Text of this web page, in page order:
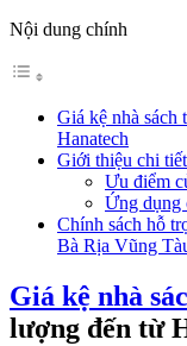
Nội dung chính
Giá kệ nhà
Hanatech
Giới thiệu chi
Ưu điểm
Ứng dụng
Chính sách hỗ
Bà Rịa Vũng
Giá kệ nhà
lượng đến từ